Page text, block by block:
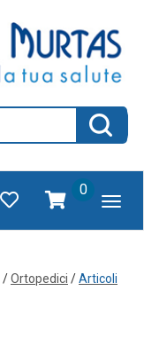
0prodotti
inseriti
/Ortopedici /Articoli